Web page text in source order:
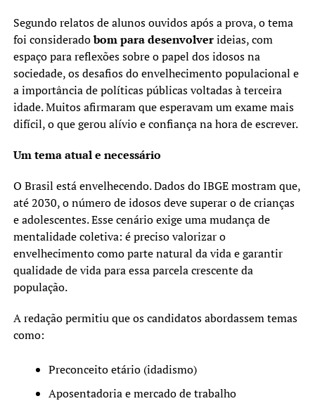
Segundo relatos de alunos ouvidos após a prova, o tema
foi consideradobom para desenvolverideias, com
espaço para reflexões sobre o papel dos idosos na
sociedade, os desafios do envelhecimento populacional e
a importância de políticas públicas voltadas à terceira
idade. Muitos afirmaram que esperavam um exame mais
difícil, o que gerou alívio e confiança na hora de escrever.
Um tema atual e necessário
O Brasil está envelhecendo. Dados do IBGE mostram que,
até 2030, o número de idosos deve superar o de crianças
e adolescentes. Esse cenário exige uma mudança de
mentalidade coletiva: é preciso valorizar o
envelhecimento como parte natural da vida e garantir
qualidade de vida para essa parcela crescente da
população.
A redação permitiu que os candidatos abordassem temas
como:
Preconceito etário (idadismo)
Aposentadoria e mercado de trabalho